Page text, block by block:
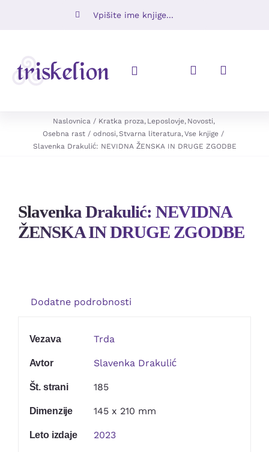
Toggle
Napovedujemo
Ugodno
Naslovnica Kratka proza Leposlovje Novosti
Osebna rast / odnosi Stvarna literatura Vse knjige
Slavenka Drakulić: NEVIDNA ŽENSKA IN DRUGE ZGODBE
Slavenka Drakulić: NEVIDNA
ŽENSKA IN DRUGE ZGODBE
Dodatne podrobnosti
Vezava Trda
Avtor Slavenka Drakulić
Št. strani 185
Dimenzije 145 x 210 mm
Leto izdaje 2023